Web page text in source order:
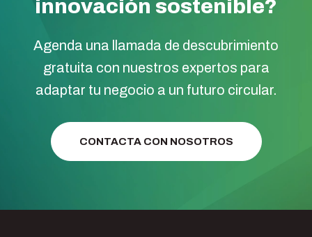
innovación sostenible?
Agenda una llamada de descubrimiento
gratuita con nuestros expertos para
adaptar tu negocio a un futuro circular.
CONTACTA CON NOSOTROS